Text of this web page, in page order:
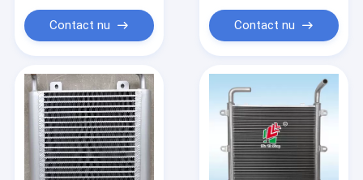
Producten
Ongeveer ons
Fabrieksreis
Contact nu Contact nu